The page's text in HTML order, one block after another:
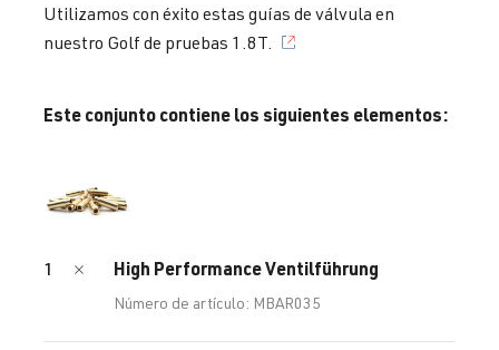
Utilizamos con éxito estas guías de válvula en
nuestro Golf de pruebas 1.8T.
Este conjunto contiene los siguientes elementos:
1 High Performance Ventilführung
Número de artículo: MBAR035